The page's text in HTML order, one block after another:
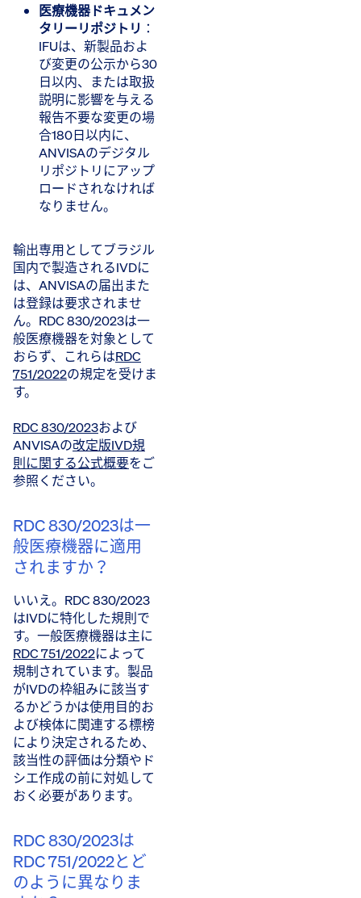
医療機器ドキュメン
タリーリポジトリ ​：
IFUは、新製品およ
び変更の公示から30
日以内、または取扱
説明に影響を与える
報告不要な変更の場
合180日以内に、
ANVISAのデジタル
リポジトリにアップ
ロードされなければ
なりません。
輸出専用としてブラジル
国内で製造されるIVDに
は、ANVISAの届出また
は登録は要求されませ
ん。RDC 830/2023は一
般医療機器を対象として
おらず、これらはRDC
751/2022の規定を受けま
す。
RDC 830/2023および
ANVISAの改定版IVD規
則に関する公式概要をご
参照ください。
RDC 830/2023は一
般医療機器に適用
されますか？
いいえ。RDC 830/2023
はIVDに特化した規則で
す。一般医療機器は主に
RDC 751/2022によって
規制されています。製品
がIVDの枠組みに該当す
るかどうかは使用目的お
よび検体に関連する標榜
により決定されるため、
該当性の評価は分類やド
シエ作成の前に対処して
おく必要があります。
RDC 830/2023は
RDC 751/2022とど
のように異なりま